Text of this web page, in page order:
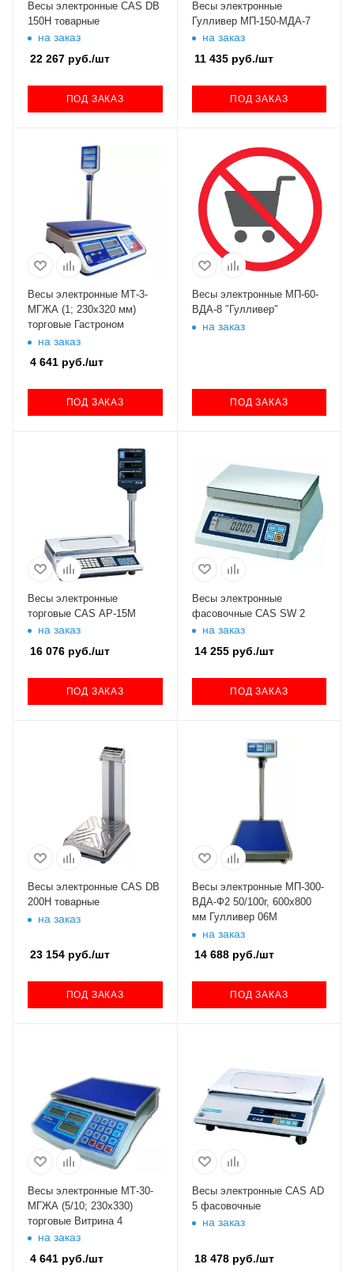
Весы электронные CAS DB
150Н товарные
на заказ
22 267 руб./шт
ПОД ЗАКАЗ
Весы электронные
Гулливер МП-150-МДА-7
на заказ
11 435руб./шт
ПОД ЗАКАЗ
Весы электронные МТ-3-
МГЖА (1; 230х320 мм)
торговые Гастроном
на заказ
4 641 руб./шт
ПОД ЗАКАЗ
Весы электронные МП-60-
ВДА-8 ″Гулливер″
на заказ
ПОД ЗАКАЗ
Весы электронные
торговые CAS AP-15M
на заказ
16 076 руб./шт
ПОД ЗАКАЗ
Весы электронные
фасовочные CAS SW 2
на заказ
14 255руб./шт
ПОД ЗАКАЗ
Весы электронные CAS DB
200Н товарные
на заказ
23 154 руб./шт
ПОД ЗАКАЗ
Весы электронные МП-300-
ВДА-Ф2 50/100г, 600х800
мм Гулливер 06М
на заказ
14 688руб./шт
ПОД ЗАКАЗ
Весы электронные МТ-30-
МГЖА (5/10; 230х330)
торговые Витрина 4
на заказ
4 641 руб./шт
Весы электронные CAS AD
5 фасовочные
на заказ
18 478руб./шт